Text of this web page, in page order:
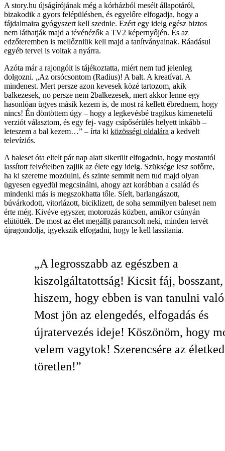
A story.hu újságírójának még a kórházból mesélt állapotáról,
bizakodik a gyors felépülésben, és egyelőre elfogadja, hogy a
fájdalmaira gyógyszert kell szednie. Ezért egy ideig egész biztos
nem láthatják majd a tévénézők a TV2 képernyőjén. És az
edzőteremben is mellőzniük kell majd a tanítványainak. Ráadásul
egyéb tervei is voltak a nyárra.
Azóta már a rajongóit is tájékoztatta, miért nem tud jelenleg
dolgozni. „Az orsócsontom (Radius)! A balt. A kreatívat. A
mindenest. Mert persze azon kevesek közé tartozom, akik
balkezesek, no persze nem 2balkezesek, mert akkor lenne egy
hasonlóan ügyes másik kezem is, de most rá kellett ébrednem, hogy
nincs! Én döntöttem úgy – hogy a legkevésbé tragikus kimenetelű
verziót választom, és egy fej- vagy csípősérülés helyett inkább –
leteszem a bal kezem…” – írta ki közösségi oldalára a kedvelt
televíziós.
A baleset óta eltelt pár nap alatt sikerült elfogadnia, hogy mostantól
lassított felvételben zajlik az élete egy ideig. Szüksége lesz sofőrre,
ha ki szeretne mozdulni, és szinte semmit nem tud majd olyan
ügyesen egyedül megcsinálni, ahogy azt korábban a család és
mindenki más is megszokhatta tőle. Síelt, barlangászott,
búvárkodott, vitorlázott, biciklizett, de soha semmilyen baleset nem
érte még. Kivéve egyszer, motorozás közben, amikor csúnyán
elütötték. De most az élet megálljt parancsolt neki, minden tervét
újragondolja, igyekszik elfogadni, hogy le kell lassítania.
„A legrosszabb az egészben a
kiszolgáltatottság! Kicsit fáj, bosszant,
hiszem, hogy ebben is van tanulni
Most jön az elengedés, elfogadás és
újratervezés ideje! Köszönöm, hogy
velem vagytok! Szerencsére az
töretlen!”